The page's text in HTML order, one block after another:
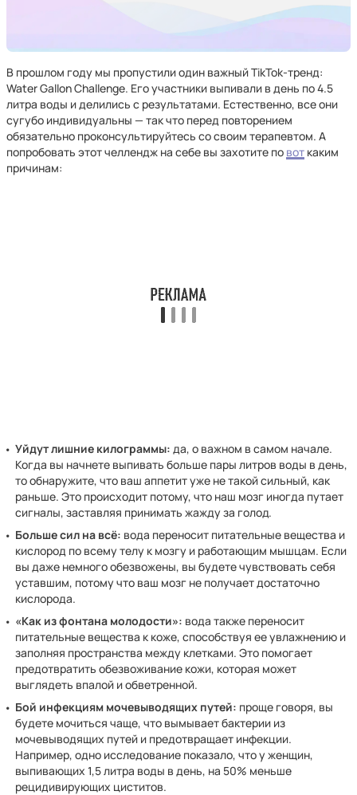
В прошлом году мы пропустили один важный TikTok-тренд:
Water Gallon Challenge. Его участники выпивали в день по 4.5
литра воды и делились с результатами. Естественно, все они
сугубо индивидуальны — так что перед повторением
обязательно проконсультируйтесь со своим терапевтом. А
попробовать этот челлендж на себе вы захотите по вот каким
причинам:
Уйдут лишние килограммы:да, о важном в самом начале.
Когда вы начнете выпивать больше пары литров воды в день,
то обнаружите, что ваш аппетит уже не такой сильный, как
раньше. Это происходит потому, что наш мозг иногда путает
сигналы, заставляя принимать жажду за голод.
Больше сил на всё: вода переносит питательные вещества и
кислород по всему телу к мозгу и работающим мышцам. Если
вы даже немного обезвожены, вы будете чувствовать себя
уставшим, потому что ваш мозг не получает достаточно
кислорода.
«Как из фонтана молодости»: вода также переносит
питательные вещества к коже, способствуя ее увлажнению и
заполняя пространства между клетками. Это помогает
предотвратить обезвоживание кожи, которая может
выглядеть впалой и обветренной.
Бой инфекциям мочевыводящих путей: проще говоря, вы
будете мочиться чаще, что вымывает бактерии из
мочевыводящих путей и предотвращает инфекции.
Например, одно исследование показало, что у женщин,
выпивающих 1,5 литра воды в день, на 50% меньше
рецидивирующих циститов.